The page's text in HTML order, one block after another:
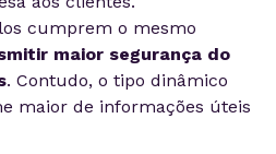
cumprem o mesmo
maior segurança do
. Contudo, o tipo dinâmico
maior de informações úteis